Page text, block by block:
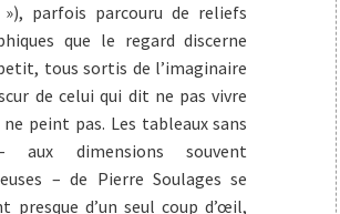
parfois parcouru de reliefs
que le regard discerne
tous sortis de l’imaginaire
de celui qui dit ne pas vivre
peint pas. Les tableaux sans
dimensions souvent
– de Pierre Soulages se
presque d’un seul coup d’œil,